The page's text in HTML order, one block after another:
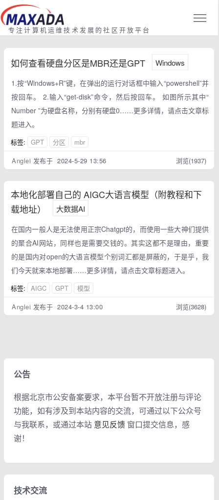
专注计算机运维技术发展的社区开放平台
如何查看硬盘分区是MBR还是GPT Windows
1.按“Windows+R”键，在弹出的运行对话框中输入“powershell”并
按回车。 2.输入“get-disk”命令，然后按回车。 如图所示其中“
Number ”为硬盘名称，分别有硬盘0……更多详情，请点击文章标
题进入。
标签: GPT 分区
mbr
Anglei 发布于 2024-5-29 13:56 浏览(1937)
本地化部署自己的 AIGC大语言模型（附教程和下
载地址）
大数据AI
在国内一般人是无法使用正宗Chatgpt的，而使用一些大神们提供
的聚合AI网站，同样也是需要交钱的。其实这都不是理由，重要
的是国内对open的大语言模型个别词汇都是屏蔽的，于是乎，我
们今天就来本地部署……更多详情，请点击文章标题进入。
标签: AIGC GPT
模型
Anglei 发布于 2024-3-4 13:00 浏览(3628)
公告
根据北京市公安备案要求，本平台暂不开放注册与评论
功能，如有涉及到本站内容的交流，可通过以下公众号
与我联系，或通过本站 意见反馈 窗口提交信息，感
谢！
技术交流